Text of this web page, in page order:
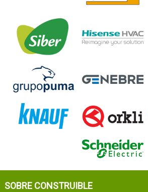
SOBRE CONSTRUIBLE